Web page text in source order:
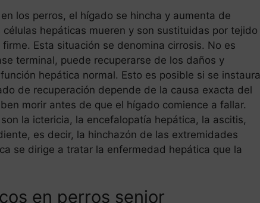
los perros, el hígado se hincha y aumenta de
hepáticas mueren y son sustituidas por tejido
Esta situación se denomina cirrosis. No es
terminal, puede recuperarse de los daños y
hepática normal. Esto es posible si se instaura
de recuperación depende de la causa exacta del
morir antes de que el hígado comience a fallar.
la ictericia, la encefalopatía hepática, la ascitis,
es decir, la hinchazón de las extremidades
se dirige a tratar la enfermedad hepática que la
en perros senior